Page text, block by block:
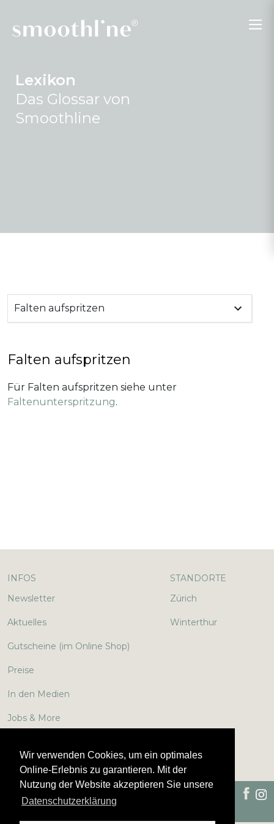
Wir verwenden Cookies, um ein optimales
Online-Erlebnis zu garantieren. Mit der
Nutzung der Website akzeptieren Sie unsere
Datenschutzerklärung
Lexikon
Das Glossar von
Smoothline
Falten aufspritzen
Falten aufspritzen
Für Falten aufspritzen siehe unter
Faltenunterspritzung.
INFOS
Newsletter
Aktuelles
Gutscheine (im Online Shop)
Preise
In den Medien
Jobs & More
STANDORTE
Zürich
Winterthur
Smoothline
Datenschutzerklärung